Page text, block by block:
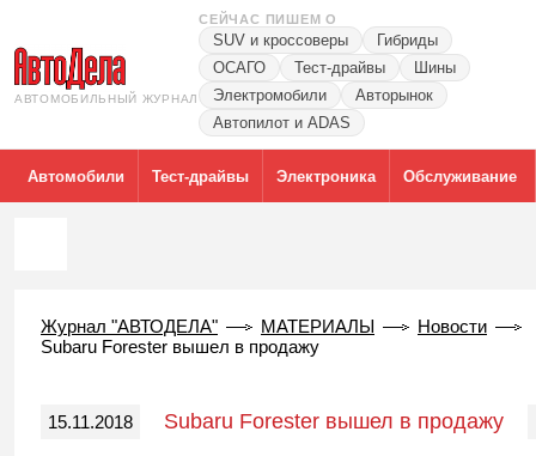
АВТОМОБИЛЬНЫЙ ЖУРНАЛ
СЕЙЧАС ПИШЕМ О
SUV и кроссоверы
Гибриды
ОСАГО
Тест-драйвы
Шины
Электромобили
Авторынок
Автопилот и ADAS
Автомобили Тест-драйвы Электроника Обслуживание
Журнал "АВТОДЕЛА" МАТЕРИАЛЫ
Новости
Subaru Forester вышел в продажу
15.11.2018 Subaru Forester вышел в продажу